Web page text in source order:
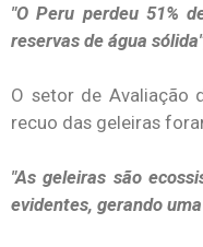
"O Peru perdeu 51%
reservas de água
O setor de Avaliação
recuo das geleiras
"As geleiras são
evidentes, gerando